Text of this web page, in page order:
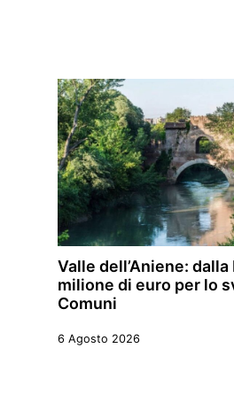
Valle dell’Aniene: dalla
milione di euro per lo
Comuni
6 Agosto 2026